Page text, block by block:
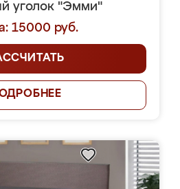
уголок "Эмми"
15000 руб.